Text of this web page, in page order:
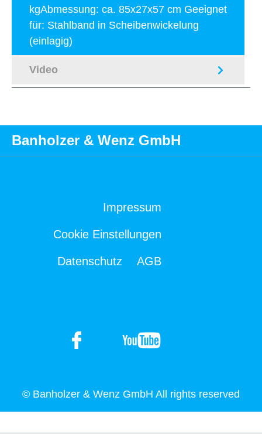
kgAbmessung: ca. 85x27x57 cm Geeignet
für: Stahlband in Scheibenwickelung
(einlagig)
Video
Banholzer & Wenz GmbH
Impressum
Cookie Einstellungen
Datenschutz AGB
© Banholzer & Wenz GmbH All rights reserved